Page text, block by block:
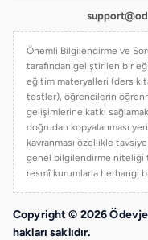
Önemli Bilgilendirme ve
tarafından geliştirilen bir
eğitim materyalleri (ders
testler), öğrencilerin
gelişimlerine katkı
doğrudan kopyalanması
kavranması özellikle
genel bilgilendirme niteliği
resmî kurumlarla herhangi
Copyright © 2026
hakları saklıdır.